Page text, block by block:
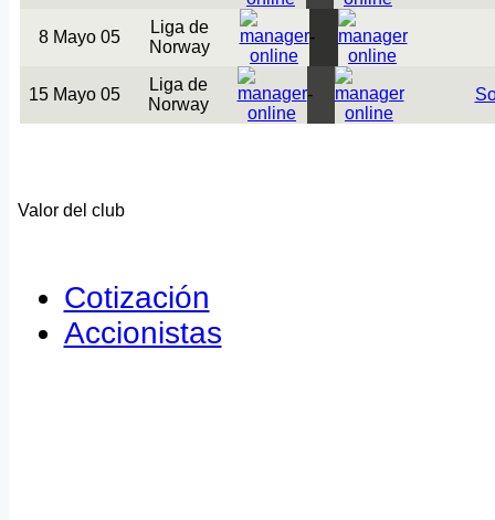
8 Mayo 05
Liga de
Norway
-
15 Mayo 05
Liga de
Norway
-
Valor del club
Cotización
Accionistas